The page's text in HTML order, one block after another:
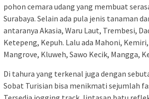
pohon cemara udang yang membuat
Surabaya. Selain ada pula jenis tanaman
antaranya Akasia, Waru Laut, Trembesi,
Ketepeng, Kepuh. Lalu ada Mahoni,
Mangrove, Kluweh, Sawo Kecik, Mangga,
Di tahura yang terkenal juga dengan
Sobat Turisian bisa menikmati sejumlah